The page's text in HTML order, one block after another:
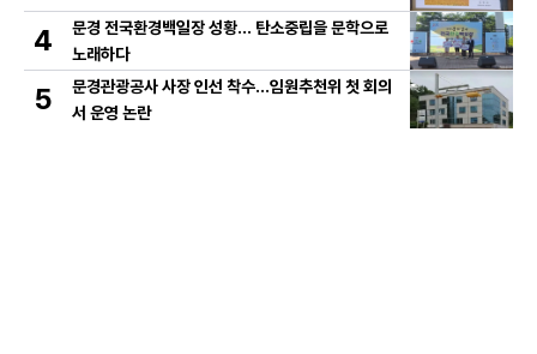
4
문경 전국환경백일장 성황… 탄소중립을 문학으로
노래하다
5
문경관광공사 사장 인선 착수…임원추천위 첫 회의
서 운영 논란